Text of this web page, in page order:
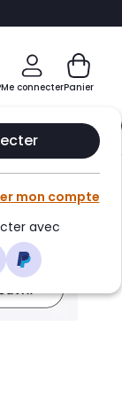
Me connecter
mon compte
avec
Panier